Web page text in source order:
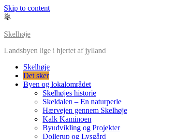
Skip to content
Skelhøje
Landsbyen lige i hjertet af jylland
Skelhøje
Det sker
Byen og lokalområdet
Skelhøjes historie
Skeldalen – En naturperle
Hærvejen gennem Skelhøje
Kalk Kaminoen
Byudvikling og Projekter
Dollerup og Lysgård